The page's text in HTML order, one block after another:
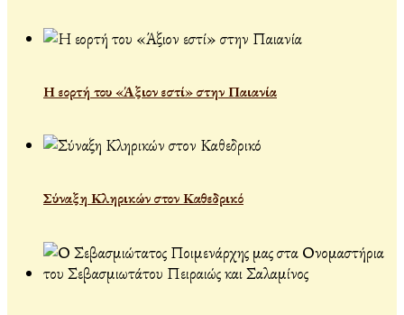
Η εορτή του «Άξιον εστί» στην Παιανία
Σύναξη Κληρικών στον Καθεδρικό